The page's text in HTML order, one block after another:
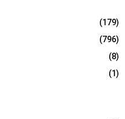
(179)
(796)
(8)
(1)